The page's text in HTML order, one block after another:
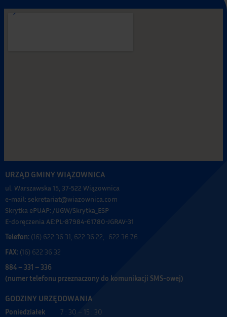
URZĄD GMINY WIĄZOWNICA
ul. Warszawska 15, 37-522 Wiązownica
e-mail: sekretariat@wiazownica.com
Skrytka ePUAP: /UGW/Skrytka_ESP
E-doręczenia AE:PL-87984-61780-JGRAV-31
Telefon: (16) 622 36 31, 622 36 22, 622 36 76
FAX: (16) 622 36 32
884 – 331 – 336
(numer telefonu przeznaczony do komunikacji SMS-owej)
GODZINY URZĘDOWANIA
Poniedziałek 7 : 30 – 15 : 30